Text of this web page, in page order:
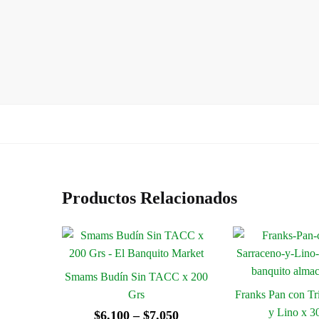
Productos Relacionados
Smams Budín Sin TACC x 200
Grs
$6.100 – $7.050Rango
Franks Pan con
y Lino x